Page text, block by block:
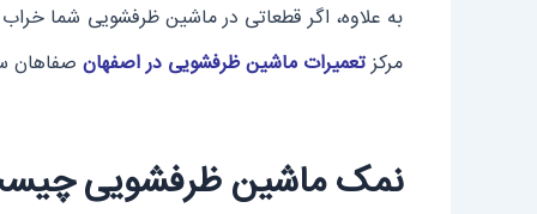
به علاوه، اگر قطعاتی در ماشین ظرفشویی شما
مرکزتعمیرات ماشین ظرفشویی در اصفهان صفاهان
نمک ماشین ظرفشویی